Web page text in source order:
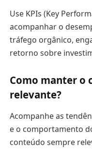
Use KPIs (Key
acompanhar o
tráfego orgânico,
retorno sobre
Como manter o
relevante?
Acompanhe as
e o comportamento
conteúdo sempre